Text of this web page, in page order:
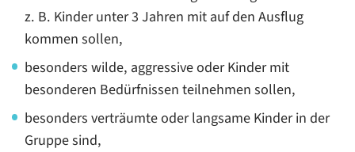
z. B. Kinder unter 3 Jahren mit auf den Ausflug
kommen sollen,
besonders wilde, aggressive oder Kinder mit
besonderen Bedürfnissen teilnehmen sollen,
besonders verträumte oder langsame Kinder in der
Gruppe sind,